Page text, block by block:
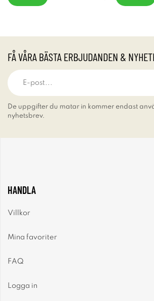
FÅ VÅRA BÄSTA ERBJUDANDEN &
De uppgifter du matar in kommer endast
nyhetsbrev.
HANDLA
Villkor
Mina favoriter
FAQ
Logga in